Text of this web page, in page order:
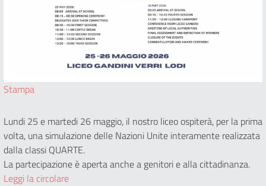
Stampa
Lundi 25 e martedi 26 maggio, il nostro liceo ospiterà, per la prima
volta, una simulazione delle Nazioni Unite interamente realizzata
dalla classi QUARTE.
La partecipazione è aperta anche a genitori e alla cittadinanza.
Leggi la circolare